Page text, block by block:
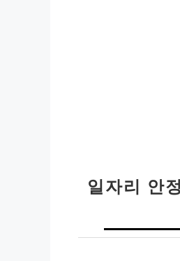
일자리 안